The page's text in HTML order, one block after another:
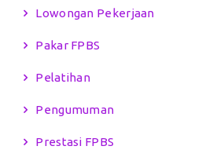
Lowongan Pekerjaan
Pakar FPBS
Pelatihan
Pengumuman
Prestasi FPBS